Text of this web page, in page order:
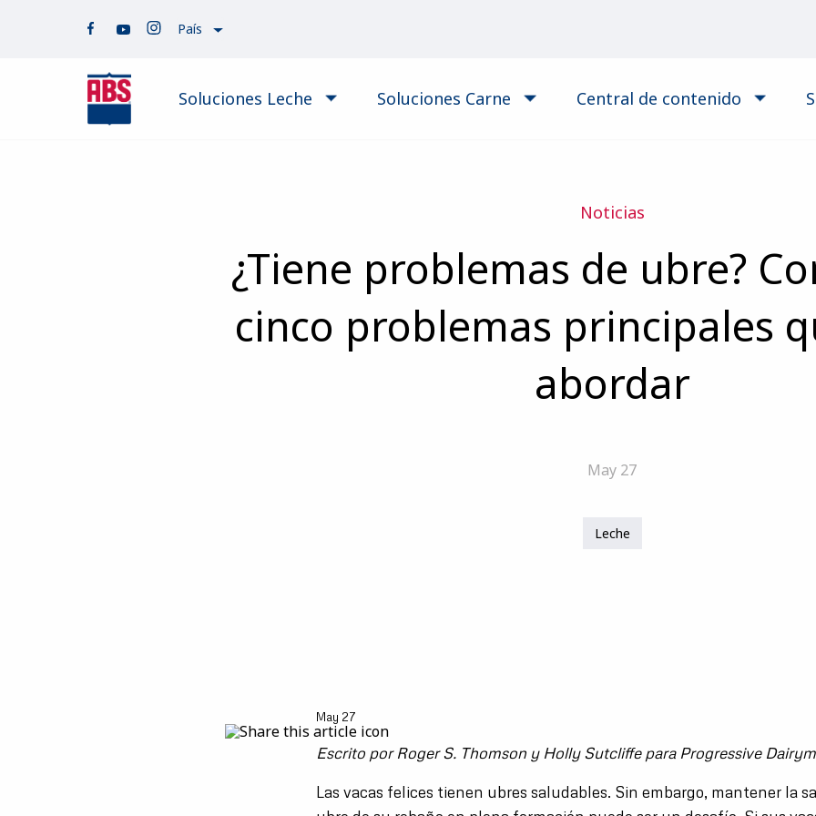
País
Soluciones Leche Soluciones Carne Central de contenido
Noticias
¿Tiene problemas de ubre?
cinco problemas principales
abordar
May 27
Leche
May 27
Escrito por Roger S. Thomson y Holly Sutcliffe para Progressive
Las vacas felices tienen ubres saludables. Sin embargo, mantener la